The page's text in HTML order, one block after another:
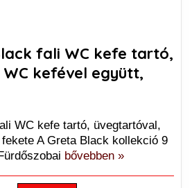
fali WC kefe tartó,
kefével együtt,
WC kefe tartó, üvegtartóval,
A Greta Black kollekció 9
bővebben »